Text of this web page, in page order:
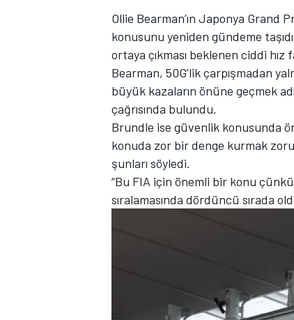
TÜRK SPORCULAR
Ollie Bearman’ın Japonya Grand
konusunu yeniden gündeme
ortaya çıkması beklenen ciddi
Bearman, 50G’lik çarpışmadan
büyük kazaların önüne geçmek
çağrısında bulundu.
Brundle ise güvenlik konusunda
konuda zor bir denge kurmak
şunları söyledi.
“Bu FIA için önemli bir konu
sıralamasında dördüncü sırada